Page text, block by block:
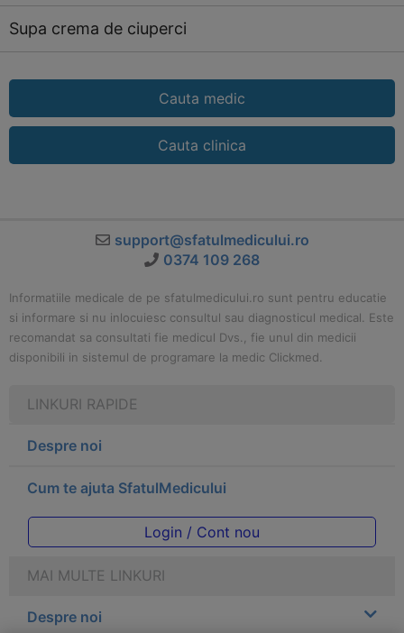
Supa crema de ciuperci
Cauta medic
Cauta clinica
support@sfatulmedicului.ro
0374 109 268
Informatiile medicale de pe sfatulmedicului.ro sunt pentru educatie
si informare si nu inlocuiesc consultul sau diagnosticul medical. Este
recomandat sa consultati fie medicul Dvs., fie unul din medicii
disponibili in sistemul de programare la medic Clickmed.
LINKURI RAPIDE
Despre noi
Cum te ajuta SfatulMedicului
Login / Cont nou
MAI MULTE LINKURI
Despre noi